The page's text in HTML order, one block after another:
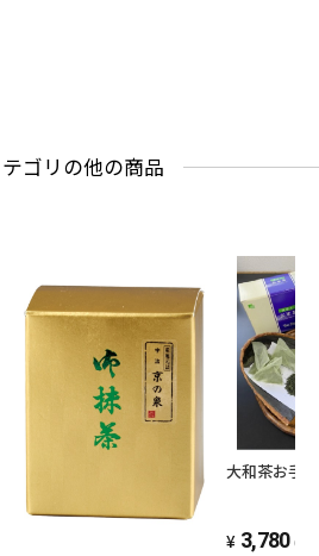
ゴリの他の商品
大和茶お手
3,780 (税